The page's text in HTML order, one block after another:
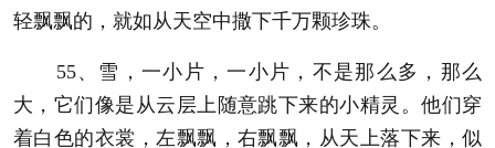
轻飘飘的，就如从天空中撒下千万颗珍珠。
55、雪，一小片，一小片，不是那么多，那么
大，它们像是从云层上随意跳下来的小精灵。他们穿
着白色的衣裳，左飘飘，右飘飘，从天上落下来，似